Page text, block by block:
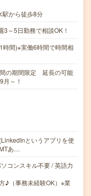
駅から徒歩8分
～5日勤務で相談OK！
間)※実働6時間で時間相
の期間限定 延長の可能
～！
というアプリを使
あ…
コンスキル不要 / 英語力
♪（事務未経験OK）※業